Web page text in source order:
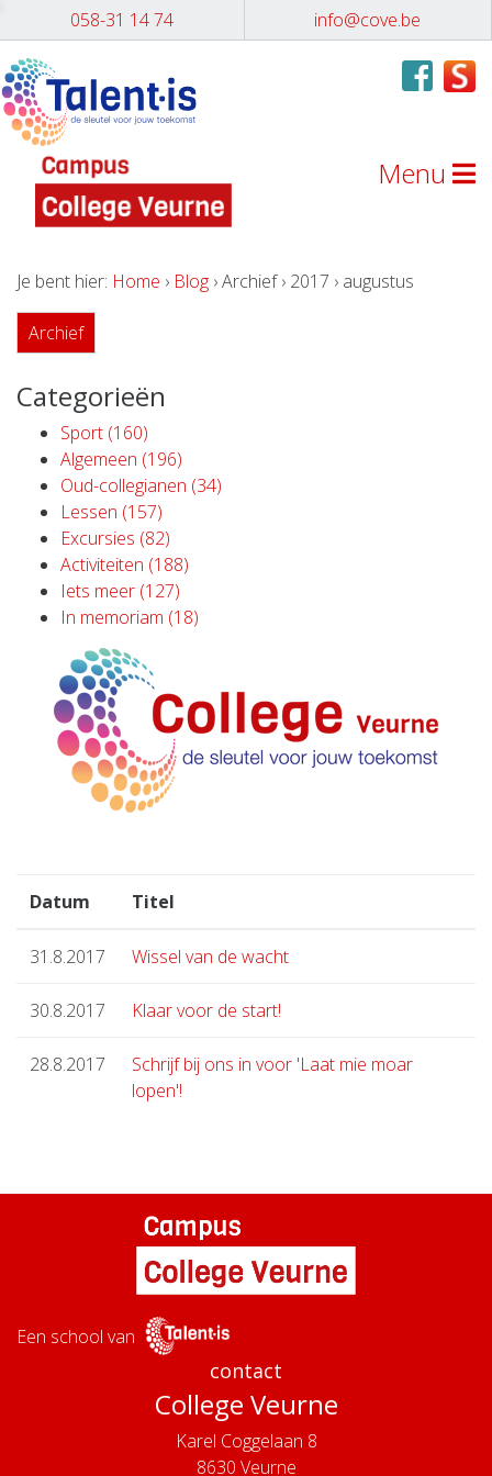
058-31 14 74 info@cove.be
Menu
Je bent hier: Home › Blog › Archief › 2017 › augustus
Archief
Categorieën
Sport (160)
Algemeen (196)
Oud-collegianen (34)
Lessen (157)
Excursies (82)
Activiteiten (188)
Iets meer (127)
In memoriam (18)
Datum Titel
31.8.2017 Wissel van de wacht
30.8.2017 Klaar voor de start!
28.8.2017
Schrijf bij ons in voor 'Laat mie moar
lopen'!
Een school van
contact
College Veurne
Karel Coggelaan 8
8630 Veurne